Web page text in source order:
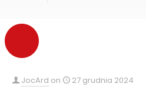
JocArd on 27 grudnia 2024